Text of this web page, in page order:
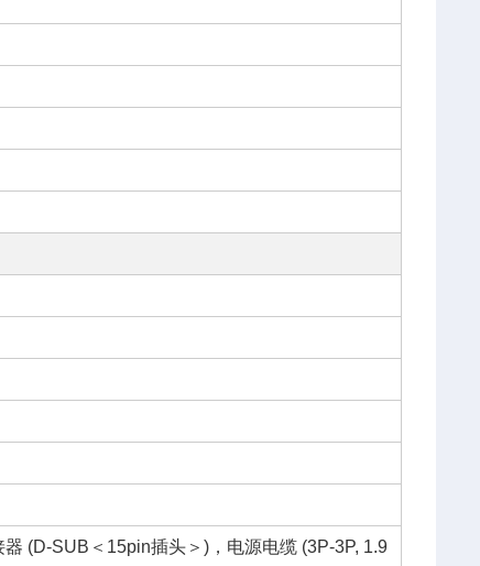
(D-SUB＜15pin插头＞)，电源电缆 (3P-3P, 1.9